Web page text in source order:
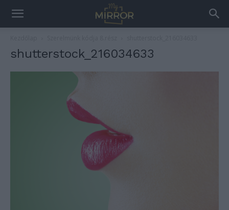
shutterstock_216034633